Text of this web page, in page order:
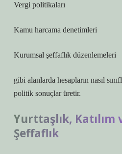
Vergi politikaları
Kamu harcama denetimleri
Kurumsal şeffaflık düzenlemeleri
gibi alanlarda hesapların nasıl
politik sonuçlar üretir.
Yurttaşlık, Katılım
Şeffaflık